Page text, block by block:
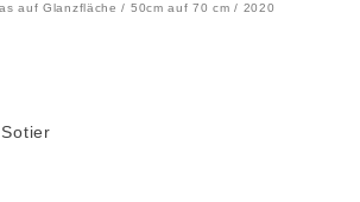
auf Glanzfläche / 50cm auf 70 cm / 2020